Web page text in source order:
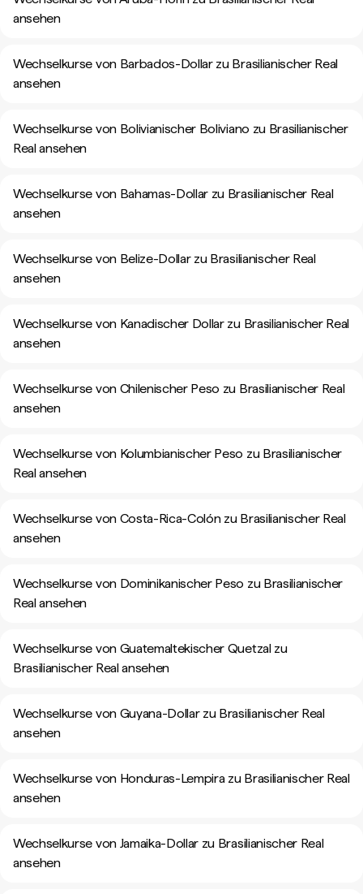
ansehen
Wechselkurse von Barbados-Dollar zu Brasilianischer Real
ansehen
Wechselkurse von Bolivianischer Boliviano zu Brasilianischer
Real ansehen
Wechselkurse von Bahamas-Dollar zu Brasilianischer Real
ansehen
Wechselkurse von Belize-Dollar zu Brasilianischer Real
ansehen
Wechselkurse von Kanadischer Dollar zu Brasilianischer Real
ansehen
Wechselkurse von Chilenischer Peso zu Brasilianischer Real
ansehen
Wechselkurse von Kolumbianischer Peso zu Brasilianischer
Real ansehen
Wechselkurse von Costa-Rica-Colón zu Brasilianischer Real
ansehen
Wechselkurse von Dominikanischer Peso zu Brasilianischer
Real ansehen
Wechselkurse von Guatemaltekischer Quetzal zu
Brasilianischer Real ansehen
Wechselkurse von Guyana-Dollar zu Brasilianischer Real
ansehen
Wechselkurse von Honduras-Lempira zu Brasilianischer Real
ansehen
Wechselkurse von Jamaika-Dollar zu Brasilianischer Real
ansehen